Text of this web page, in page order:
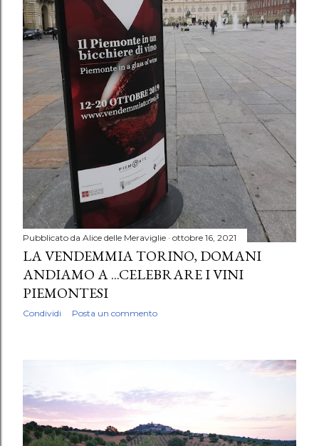
Pubblicato da Alice delle Meraviglie ottobre 16, 2021
LA VENDEMMIA TORINO, DOMANI
ANDIAMO A ...CELEBRARE I VINI
PIEMONTESI
Condividi Posta un commento